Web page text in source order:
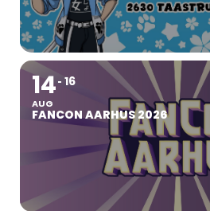
14
AUG
16
FANCON AARHUS 2026